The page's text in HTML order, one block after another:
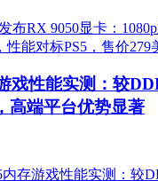
戏性能实测：较
高端平台优势显著